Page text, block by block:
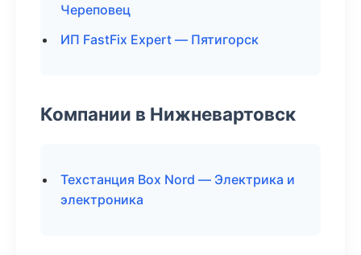
Череповец
ИП FastFix Expert — Пятигорск
Компании в Нижневартовск
Техстанция Box Nord — Электрика и
электроника